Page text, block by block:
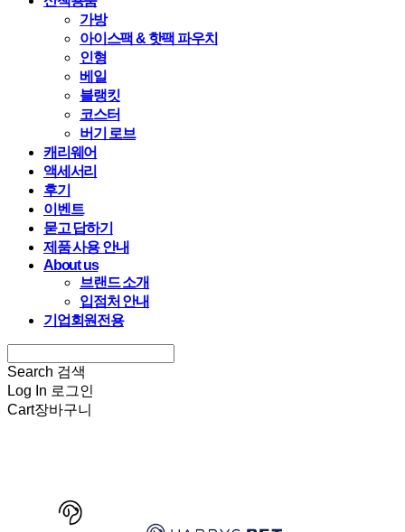
가방
아이스팩 & 핫팩 파우치
인형
베일
블랭킷
코스터
버기 로브
캐리웨어
액세서리
후기
이벤트
묻고 답하기
제품 사용 안내
About us
브랜드 소개
입점처 안내
기업회원전용
Search 검색
Log In 로그인
Cart장바구니